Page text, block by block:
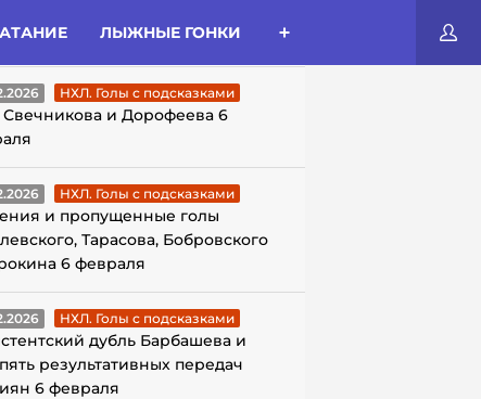
ЛЫЖНЫЕ ГОНКИ
С ПОДСКАЗКАМИ
НХЛ. Голы с подсказками
Свечникова и Дорофеева 6
НХЛ. Голы с подсказками
и пропущенные голы
Тарасова, Бобровского
6 февраля
НХЛ. Голы с подсказками
дубль Барбашева и
результативных передач
6 февраля